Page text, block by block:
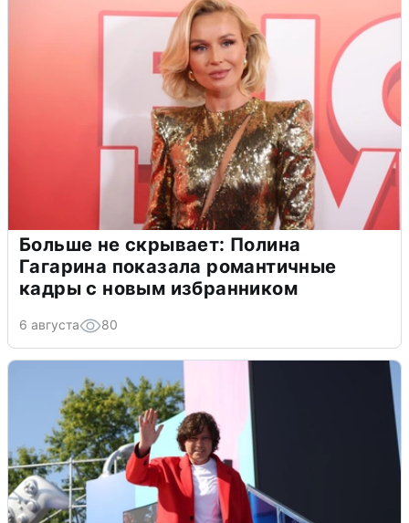
Больше не скрывает: Полина
Гагарина показала романтичные
кадры с новым избранником
6 августа 80